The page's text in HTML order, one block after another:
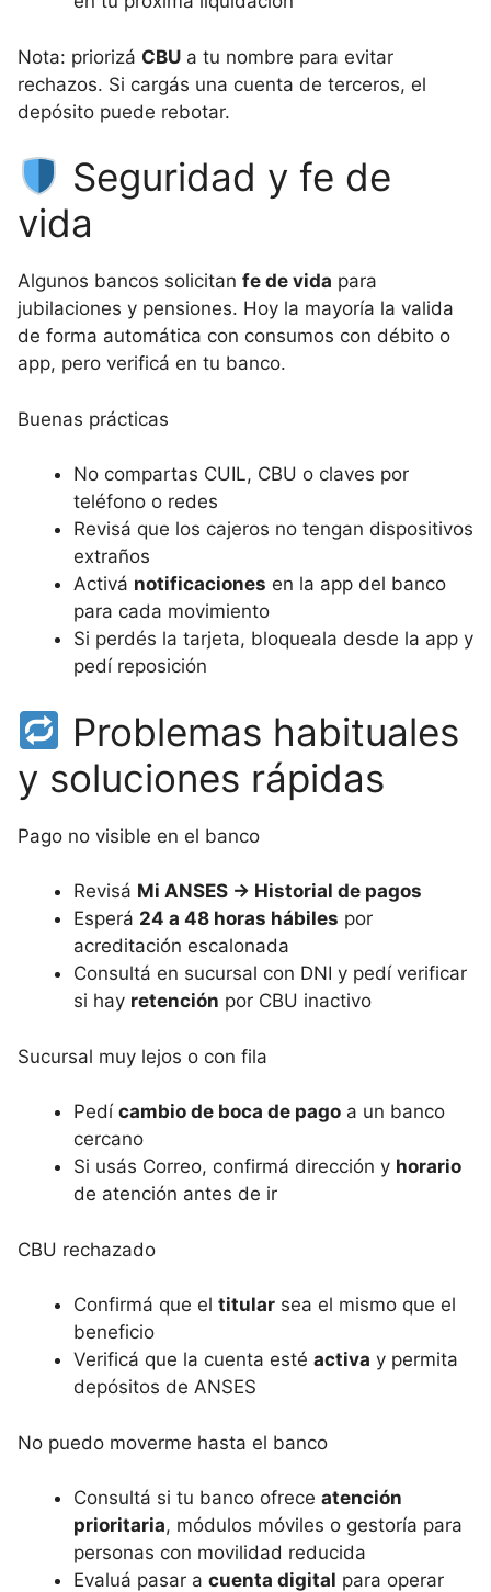
Nota: priorizá CBU a tu nombre para evitar
rechazos. Si cargás una cuenta de terceros, el
depósito puede rebotar.
Seguridad y fe de
vida
Algunos bancos solicitan fe de vida para
jubilaciones y pensiones. Hoy la mayoría la valida
de forma automática con consumos con débito o
app, pero verificá en tu banco.
Buenas prácticas
No compartas CUIL, CBU o claves por
teléfono o redes
Revisá que los cajeros no tengan dispositivos
extraños
Activá notificaciones en la app del banco
para cada movimiento
Si perdés la tarjeta, bloqueala desde la app y
pedí reposición
Problemas habituales
y soluciones rápidas
Pago no visible en el banco
Revisá Mi ANSES → Historial de pagos
Esperá 24 a 48 horas hábiles por
acreditación escalonada
Consultá en sucursal con DNI y pedí verificar
si hay retención por CBU inactivo
Sucursal muy lejos o con fila
Pedí cambio de boca de pago a un banco
cercano
Si usás Correo, confirmá dirección y horario
de atención antes de ir
CBU rechazado
Confirmá que el titular sea el mismo que el
beneficio
Verificá que la cuenta esté activa y permita
depósitos de ANSES
No puedo moverme hasta el banco
Consultá si tu banco ofrece atención
prioritaria, módulos móviles o gestoría para
personas con movilidad reducida
Evaluá pasar a cuenta digital para operar